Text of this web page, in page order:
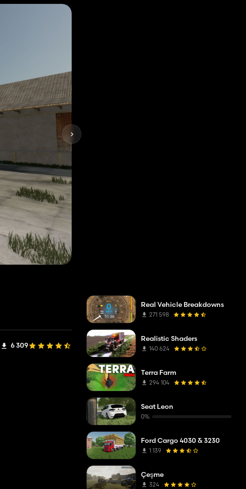
6 309
Real Vehicle Breakdowns
271 598
Realistic Shaders
140 624
Terra Farm
294 104
Seat Leon
0%
Ford Cargo 4030 & 3230
1 139
Çeşme
324